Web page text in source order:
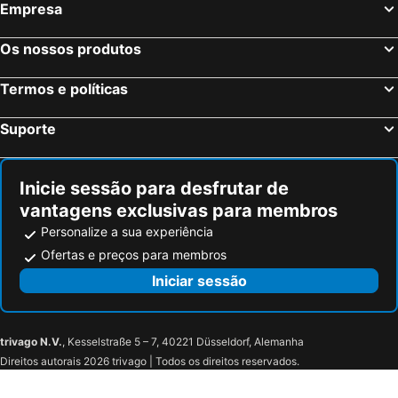
Coupvray, França Hotéis
Bordéus, Aquitânia Hotéis
Montévrain, França Hotéis
Magny le Hongre, França Hotéis
Empresa
Os nossos produtos
Termos e políticas
Suporte
Inicie sessão para desfrutar de
vantagens exclusivas para membros
Personalize a sua experiência
Ofertas e preços para membros
Iniciar sessão
trivago N.V., Kesselstraße 5 – 7, 40221 Düsseldorf, Alemanha
Direitos autorais 2026 trivago | Todos os direitos reservados.